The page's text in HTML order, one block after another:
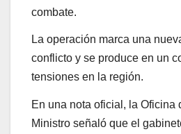
combate.
La operación marca una
conflicto y se produce en un
tensiones en la región.
En una nota oficial, la Oficina
Ministro señaló que el